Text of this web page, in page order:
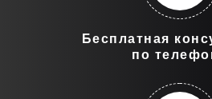
Бесплатная
по